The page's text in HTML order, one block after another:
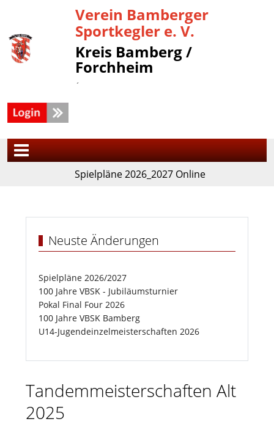
Verein Bamberger
Sportkegler e. V.
Kreis Bamberg /
Forchheim
´
Spielpläne 2026_2027 Online
Neuste Änderungen
Spielpläne 2026/2027
100 Jahre VBSK - Jubiläumsturnier
Pokal Final Four 2026
100 Jahre VBSK Bamberg
U14-Jugendeinzelmeisterschaften 2026
Tandemmeisterschaften Alt
2025